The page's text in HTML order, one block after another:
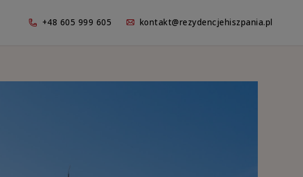
+48 605 999 605 kontakt@rezydencjehiszpania.pl